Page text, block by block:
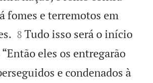
fomes e terremotos em


8 Tudo isso será o início
“Então eles os entregarão
e condenados à